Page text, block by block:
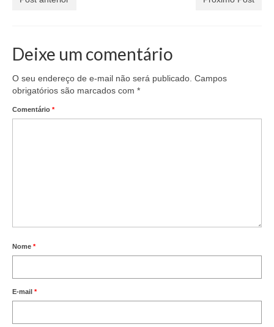
Deixe um comentário
O seu endereço de e-mail não será publicado. Campos
obrigatórios são marcados com *
Comentário *
Nome *
E-mail *